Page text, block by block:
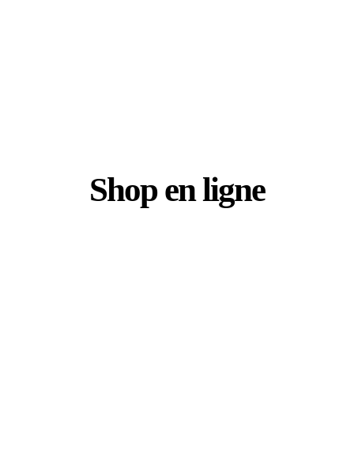
Shop en ligne